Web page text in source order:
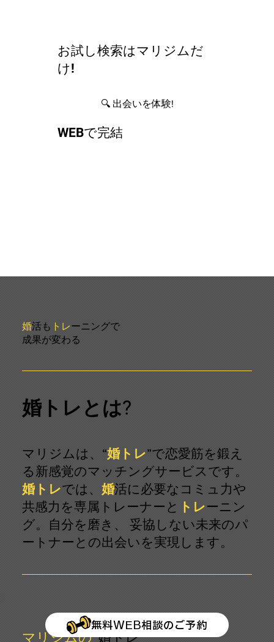
婚活も トレーニングで
成果が変わる
婚トレとは?
マリジムは、“婚トレ”で恋愛筋を鍛え
る新感覚のマッチングサービスです。
婚トレでは、 婚活に必要なコミュ力や
共感力を専属トレーナーと
トレーニン
グ。自分を磨き、 妥協しない未来のパ
ートナーとの出会いを実現します。
マリジムの“婚トレ”
お試し検索はマリジムだ
け!
🔍 出会いを体験!
WEBで完結
無料WEB相談のご予約